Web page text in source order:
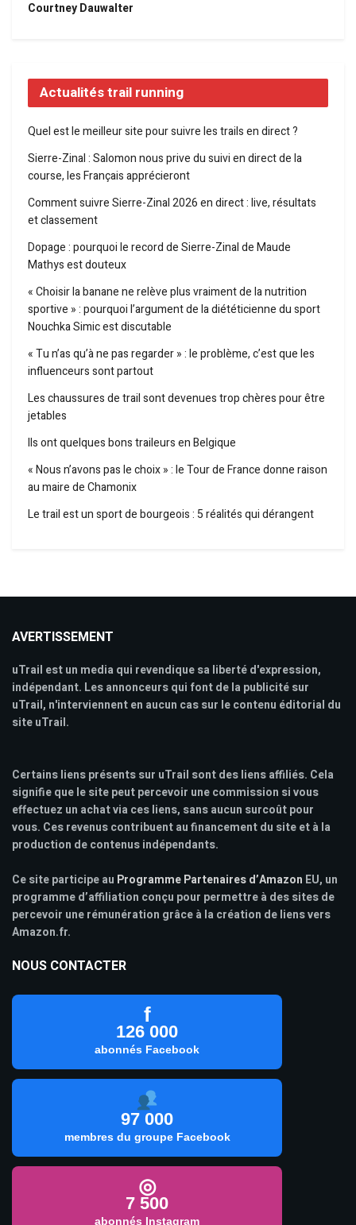
Courtney Dauwalter
Actualités trail running
Quel est le meilleur site pour suivre les trails en direct ?
Sierre-Zinal : Salomon nous prive du suivi en direct de la
course, les Français apprécieront
Comment suivre Sierre-Zinal 2026 en direct : live, résultats
et classement
Dopage : pourquoi le record de Sierre-Zinal de Maude
Mathys est douteux
« Choisir la banane ne relève plus vraiment de la nutrition
sportive » : pourquoi l’argument de la diététicienne du sport
Nouchka Simic est discutable
« Tu n’as qu’à ne pas regarder » : le problème, c’est que les
influenceurs sont partout
Les chaussures de trail sont devenues trop chères pour être
jetables
Ils ont quelques bons traileurs en Belgique
« Nous n’avons pas le choix » : le Tour de France donne raison
au maire de Chamonix
Le trail est un sport de bourgeois : 5 réalités qui dérangent
AVERTISSEMENT
uTrail est un media qui revendique sa liberté d'expression,
indépendant. Les annonceurs qui font de la publicité sur
uTrail, n'interviennent en aucun cas sur le contenu éditorial du
site uTrail.
Certains liens présents sur uTrail sont des liens affiliés. Cela
signifie que le site peut percevoir une commission si vous
effectuez un achat via ces liens, sans aucun surcoût pour
vous. Ces revenus contribuent au financement du site et à la
production de contenus indépendants.
Ce site participe au Programme Partenaires d’Amazon EU, un
programme d’affiliation conçu pour permettre à des sites de
percevoir une rémunération grâce à la création de liens vers
Amazon.fr.
NOUS CONTACTER
f
126 000
abonnés Facebook
97 000
membres du groupe Facebook
◎
7 500
abonnés Instagram